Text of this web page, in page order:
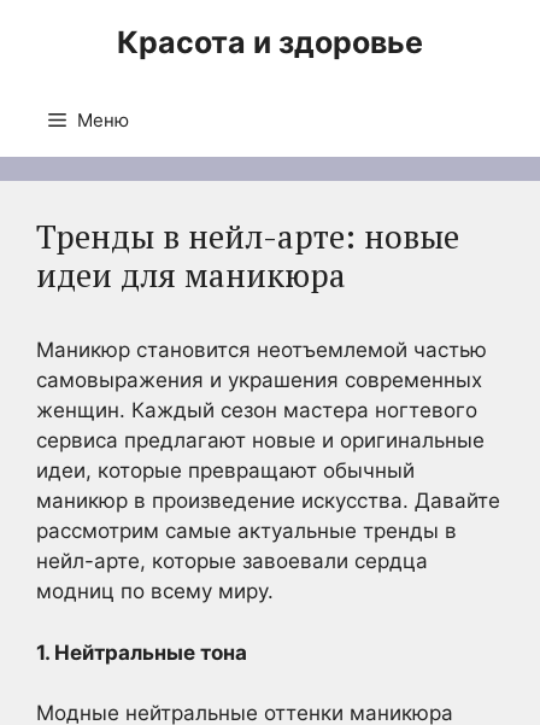
Красота и здоровье
Меню
Тренды в нейл-арте: новые
идеи для маникюра
Маникюр становится неотъемлемой частью
самовыражения и украшения современных
женщин. Каждый сезон мастера ногтевого
сервиса предлагают новые и оригинальные
идеи, которые превращают обычный
маникюр в произведение искусства. Давайте
рассмотрим самые актуальные тренды в
нейл-арте, которые завоевали сердца
модниц по всему миру.
1. Нейтральные тона
Модные нейтральные оттенки маникюра